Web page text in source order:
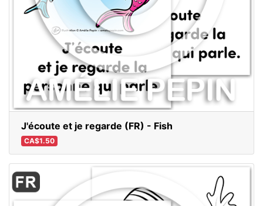
J'écoute et je regarde (FR) - Fish
CA$1.50